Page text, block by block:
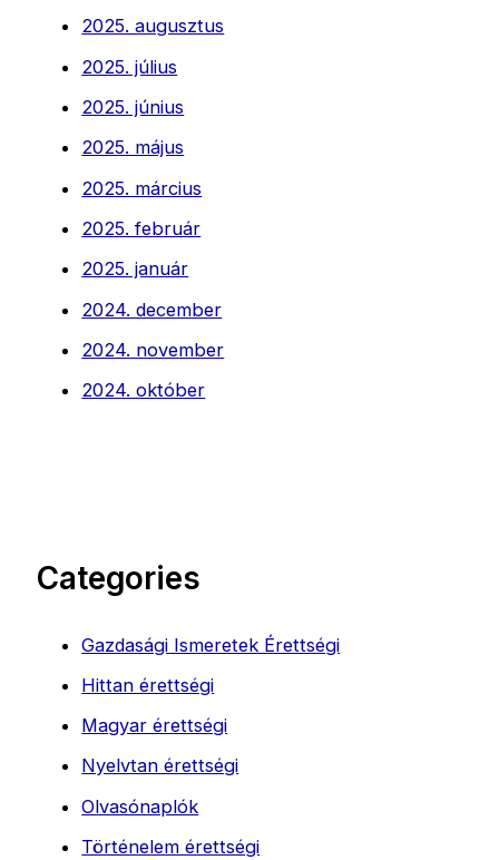
2025. augusztus
2025. július
2025. június
2025. május
2025. március
2025. február
2025. január
2024. december
2024. november
2024. október
Categories
Gazdasági Ismeretek Érettségi
Hittan érettségi
Magyar érettségi
Nyelvtan érettségi
Olvasónaplók
Történelem érettségi